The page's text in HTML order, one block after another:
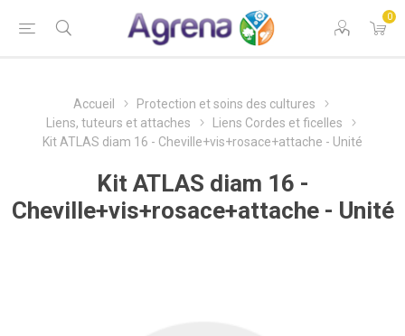
0
Accueil
Protection et soins des cultures
Liens, tuteurs et attaches
Liens Cordes et ficelles
Kit ATLAS diam 16 - Cheville+vis+rosace+attache - Unité
Kit ATLAS diam 16 -
Cheville+vis+rosace+attache - Unité